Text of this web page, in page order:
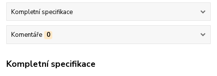
Kompletní specifikace
Komentáře 0
Kompletní specifikace